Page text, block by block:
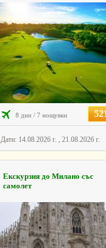
8 дни / 7 нощувки
Дати: 14.08.2026 г. , 21.08.2026 г.
Екскурзия до Милано със
самолет